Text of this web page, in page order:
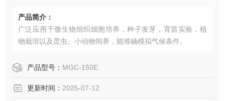
产品简介：
广泛应用于微生物组织细胞培养，种子发芽，育苗实验，植
物栽培以及昆虫、小动物饲养，能准确模拟气候条件。
产品型号： MGC-150E
更新时间： 2025-07-12